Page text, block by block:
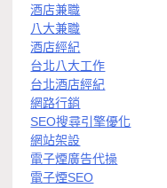
酒店兼職
八大兼職
酒店經紀
台北八大工作
台北酒店經紀
網路行銷
SEO搜尋引擎優化
網站架設
電子煙廣告代操
電子煙SEO